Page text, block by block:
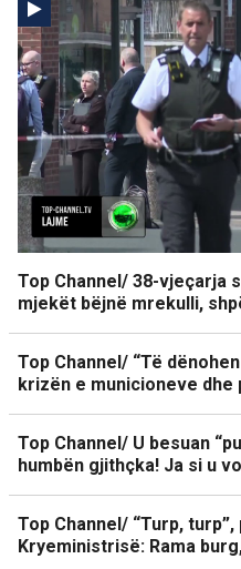
Top Channel/ 38-vjeçarja
mjekët bëjnë mrekulli,
Top Channel/ “Të
krizën e municioneve
Top Channel/ U besuan
humbën gjithçka! Ja si u
Top Channel/ “Turp,
Kryeministrisë: Rama